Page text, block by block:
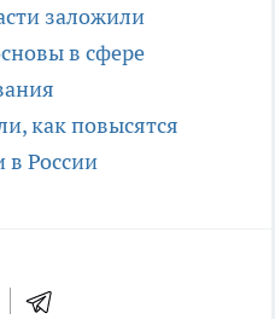
заложили
в сфере
как повысятся
в России